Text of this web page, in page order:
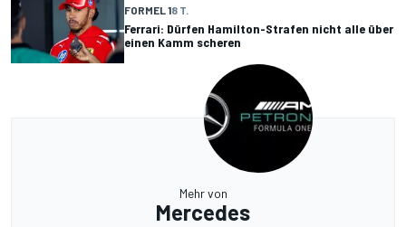
FORMEL 18 T.
Ferrari: Dürfen Hamilton-Strafen nicht alle über
einen Kamm scheren
Mehr von
Mercedes